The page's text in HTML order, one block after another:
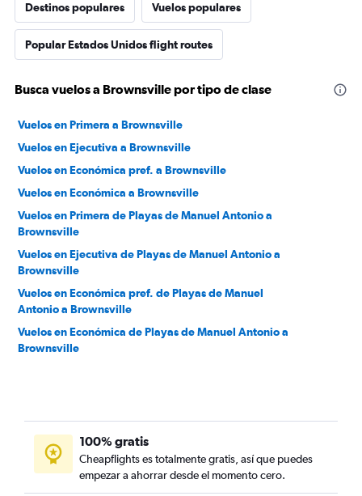
Destinos populares Vuelos populares
Popular Estados Unidos flight routes
Busca vuelos a Brownsville por tipo de clase
Vuelos en Primera a Brownsville
Vuelos en Ejecutiva a Brownsville
Vuelos en Económica pref. a Brownsville
Vuelos en Económica a Brownsville
Vuelos en Primera de Playas de Manuel Antonio a
Brownsville
Vuelos en Ejecutiva de Playas de Manuel Antonio a
Brownsville
Vuelos en Económica pref. de Playas de Manuel
Antonio a Brownsville
Vuelos en Económica de Playas de Manuel Antonio a
Brownsville
100% gratis
Cheapflights es totalmente gratis, así que puedes
empezar a ahorrar desde el momento cero.